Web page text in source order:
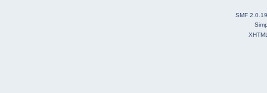
SMF 2.0.19